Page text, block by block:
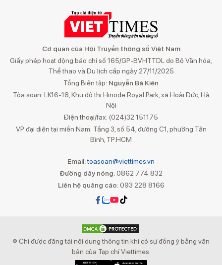
Cơ quan của Hội Truyền thông số Việt Nam
Giấy phép hoạt động báo chí số 165/GP-BVHTTDL do Bộ Văn hóa,
Thể thao và Du lịch cấp ngày 27/11/2025
Tổng Biên tập: Nguyễn Bá Kiên
Tòa soạn: LK16-18, Khu đô thị Hinode Royal Park, xã Hoài Đức, Hà
Nội
Điện thoại/fax: (024)32 151175
VP đại diện tại miền Nam: Tầng 3, số 54, đường C1, phường Tân
Bình, TP.HCM
Email:toasoan@viettimes.vn
Đường dây nóng: 0862 774 832
Liên hệ quảng cáo:093 228 8166
® Chỉ được đăng tải nội dung thông tin khi có sự đồng ý bằng văn
bản của Tạp chí Viettimes.